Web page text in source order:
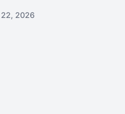
22, 2026